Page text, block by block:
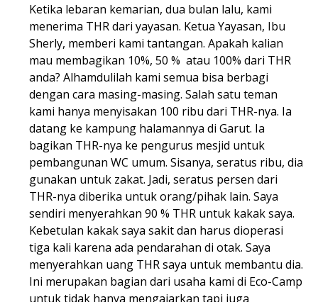
Ketika lebaran kemarian, dua bulan lalu, kami
menerima THR dari yayasan. Ketua Yayasan, Ibu
Sherly, memberi kami tantangan. Apakah kalian
mau membagikan 10%, 50 % atau 100% dari THR
anda? Alhamdulilah kami semua bisa berbagi
dengan cara masing-masing. Salah satu teman
kami hanya menyisakan 100 ribu dari THR-nya. Ia
datang ke kampung halamannya di Garut. Ia
bagikan THR-nya ke pengurus mesjid untuk
pembangunan WC umum. Sisanya, seratus ribu, dia
gunakan untuk zakat. Jadi, seratus persen dari
THR-nya diberika untuk orang/pihak lain. Saya
sendiri menyerahkan 90 % THR untuk kakak saya.
Kebetulan kakak saya sakit dan harus dioperasi
tiga kali karena ada pendarahan di otak. Saya
menyerahkan uang THR saya untuk membantu dia.
Ini merupakan bagian dari usaha kami di Eco-Camp
untuk tidak hanya mengajarkan tapi juga